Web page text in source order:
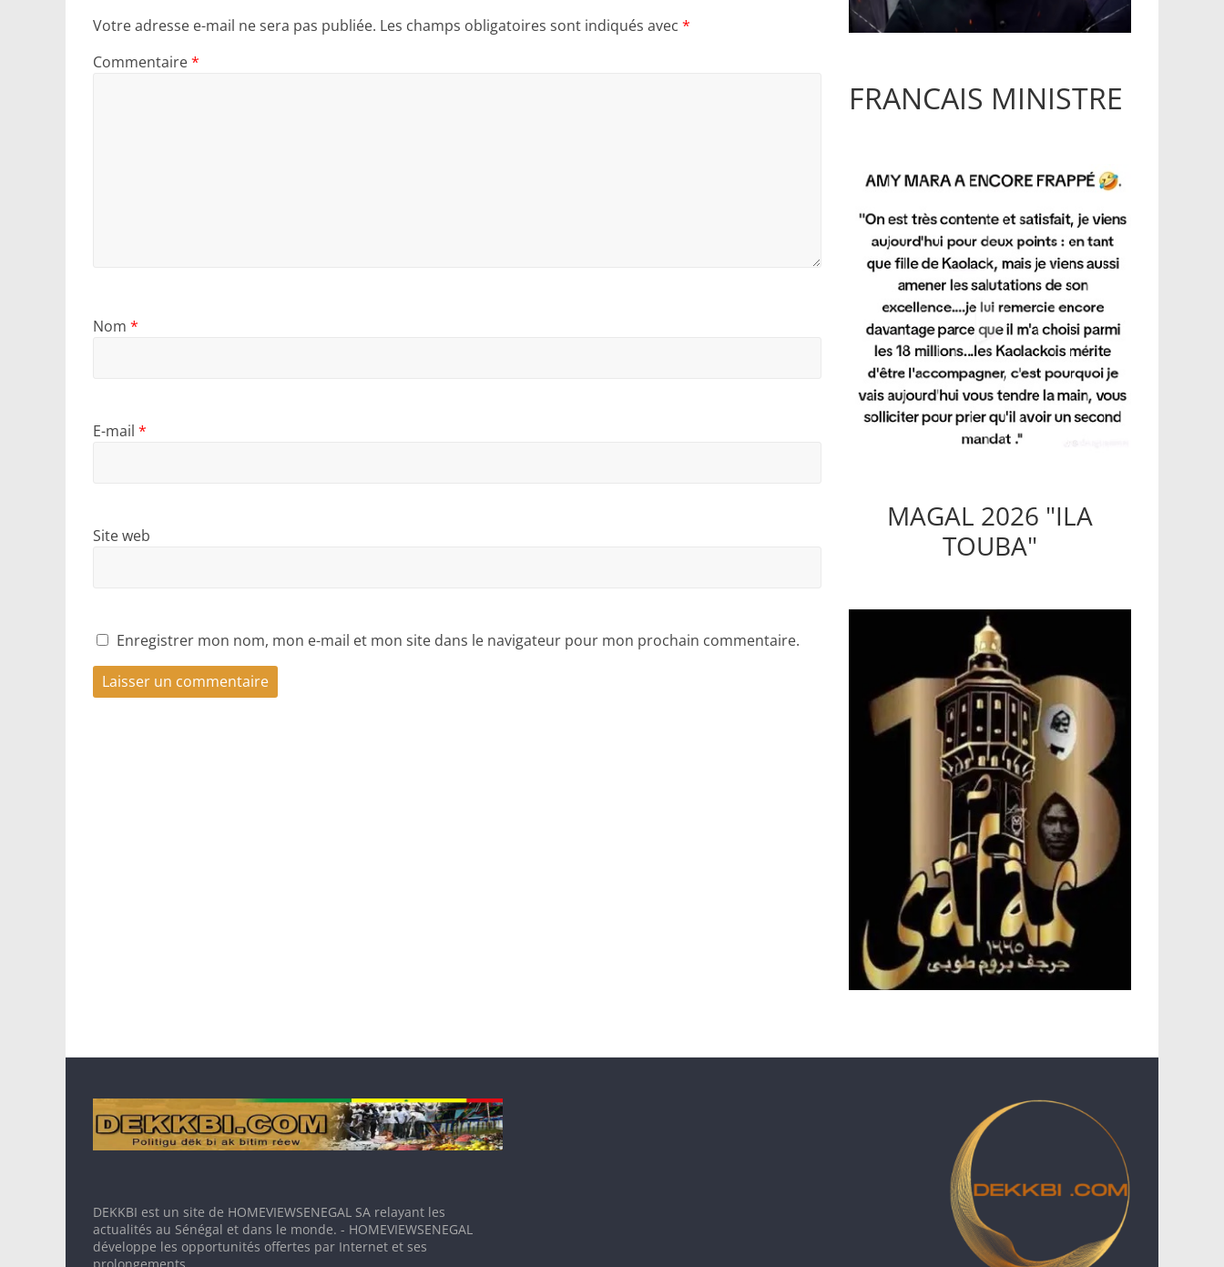
Votre adresse e-mail ne sera pas publiée. Les champs obligatoires sont indiqués avec *
Commentaire*
Nom *
E-mail *
Site web
Enregistrer mon nom, mon e-mail et mon site dans le navigateur pour mon prochain commentaire.
FRANCAIS MINISTRE
MAGAL 2026 "ILA
TOUBA"
DEKKBI est un site de HOMEVIEWSENEGAL SA relayant les
actualités au Sénégal et dans le monde. - HOMEVIEWSENEGAL
développe les opportunités offertes par Internet et ses